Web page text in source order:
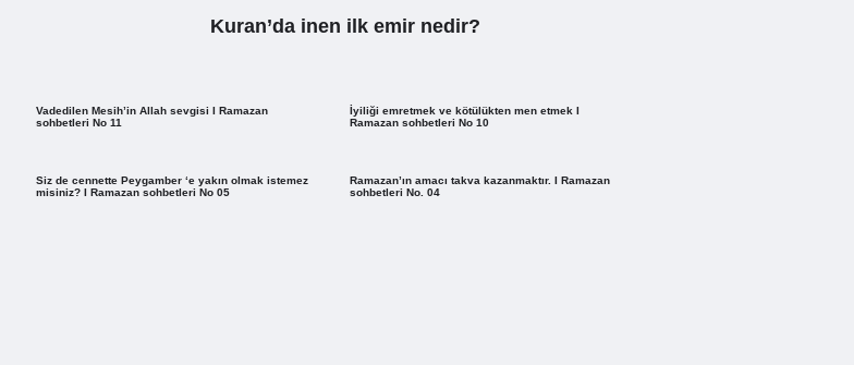
Kuran’da inen ilk emir nedir?
Vadedilen Mesih’in Allah sevgisi I Ramazan
sohbetleri No 11
İyiliği emretmek ve kötülükten men etmek I
Ramazan sohbetleri No 10
Siz de cennette Peygamber ‘e yakın olmak istemez
misiniz? I Ramazan sohbetleri No 05
Ramazan’ın amacı takva kazanmaktır. I Ramazan
sohbetleri No. 04